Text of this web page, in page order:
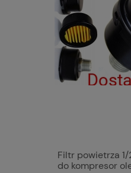
Filtr powietrza
do kompresor